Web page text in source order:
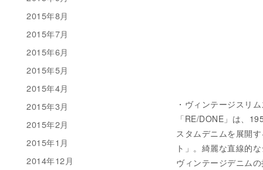
・ヴィンテージスリ
「RE/DONE」は、
スタムデニムを展開
ト」。綺麗な直線的
ヴィンテージデニム
2015年8月
2015年7月
2015年6月
2015年5月
2015年4月
2015年3月
2015年2月
2015年1月
2014年12月